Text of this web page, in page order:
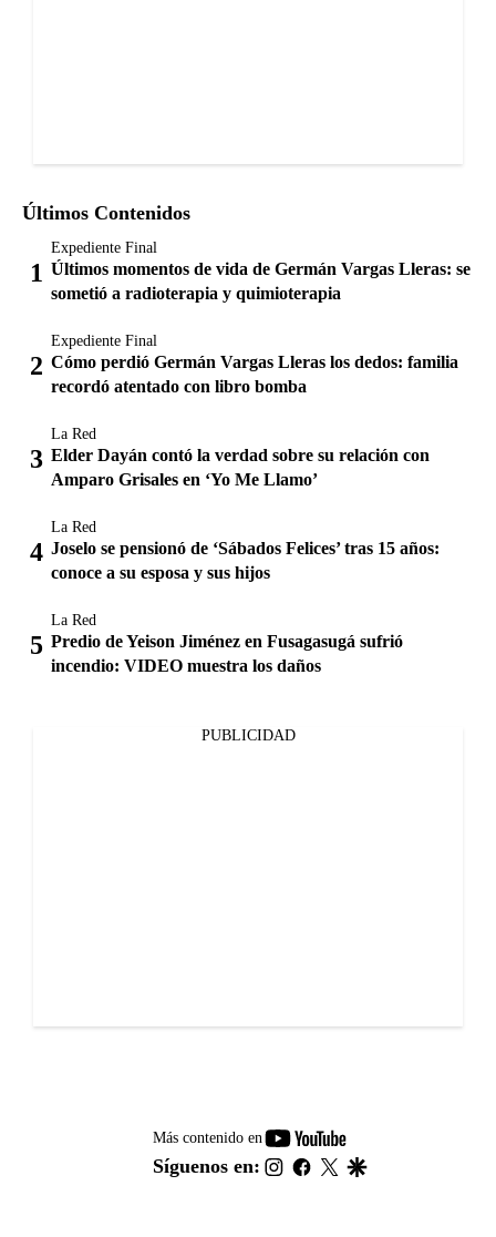
Últimos Contenidos
Expediente Final
Últimos momentos de vida de Germán Vargas Lleras: se
sometió a radioterapia y quimioterapia
Expediente Final
Cómo perdió Germán Vargas Lleras los dedos: familia
recordó atentado con libro bomba
La Red
Elder Dayán contó la verdad sobre su relación con
Amparo Grisales en ‘Yo Me Llamo’
La Red
Joselo se pensionó de ‘Sábados Felices’ tras 15 años:
conoce a su esposa y sus hijos
La Red
Predio de Yeison Jiménez en Fusagasugá sufrió
incendio: VIDEO muestra los daños
PUBLICIDAD
Más contenido en
youtube-
footer
Síguenos en: instagram
facebook
twitter